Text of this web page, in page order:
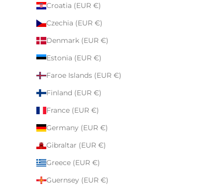
Croatia (EUR €)
Czechia (EUR €)
Denmark (EUR €)
Estonia (EUR €)
Faroe Islands (EUR €)
Finland (EUR €)
France (EUR €)
Germany (EUR €)
Gibraltar (EUR €)
Greece (EUR €)
Guernsey (EUR €)